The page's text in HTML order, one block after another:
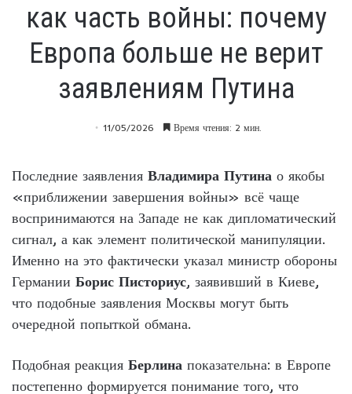
как часть войны: почему
Европа больше не верит
заявлениям Путина
11/05/2026 Время чтения: 2 мин.
Последние заявления Владимира Путина о якобы
«приближении завершения войны» всё чаще
воспринимаются на Западе не как дипломатический
сигнал, а как элемент политической манипуляции.
Именно на это фактически указал министр обороны
Германии Борис Писториус, заявивший в Киеве,
что подобные заявления Москвы могут быть
очередной попыткой обмана.
Подобная реакция Берлина показательна: в Европе
постепенно формируется понимание того, что